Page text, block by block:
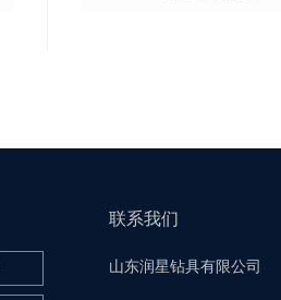
联系我们
山东润星钻具有限公司